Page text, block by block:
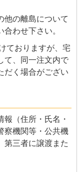
他の離島について
わせ下さい。
ておりますが、宅
て、同一注文内で
だく場合がござい
（住所・氏名・
察機関等・公共機
第三者に譲渡また